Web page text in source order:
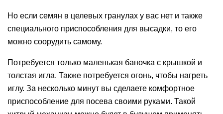
Но если семян в целевых гранулах у вас нет и также
специального приспособления для высадки, то его
можно соорудить самому.
Потребуется только маленькая баночка с крышкой и
толстая игла. Также потребуется огонь, чтобы нагреть
иглу. За несколько минут вы сделаете комфортное
приспособление для посева своими руками. Такой